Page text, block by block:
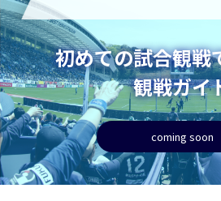
初めての試合観戦
観戦ガイ
coming soon